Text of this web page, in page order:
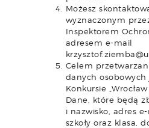
Możesz
wyznaczonym
Inspektorem
adresem e-mail
Celem
danych osobowych
Konkursie
Dane, które będą
i nazwisko, adres
szkoły oraz klasa,